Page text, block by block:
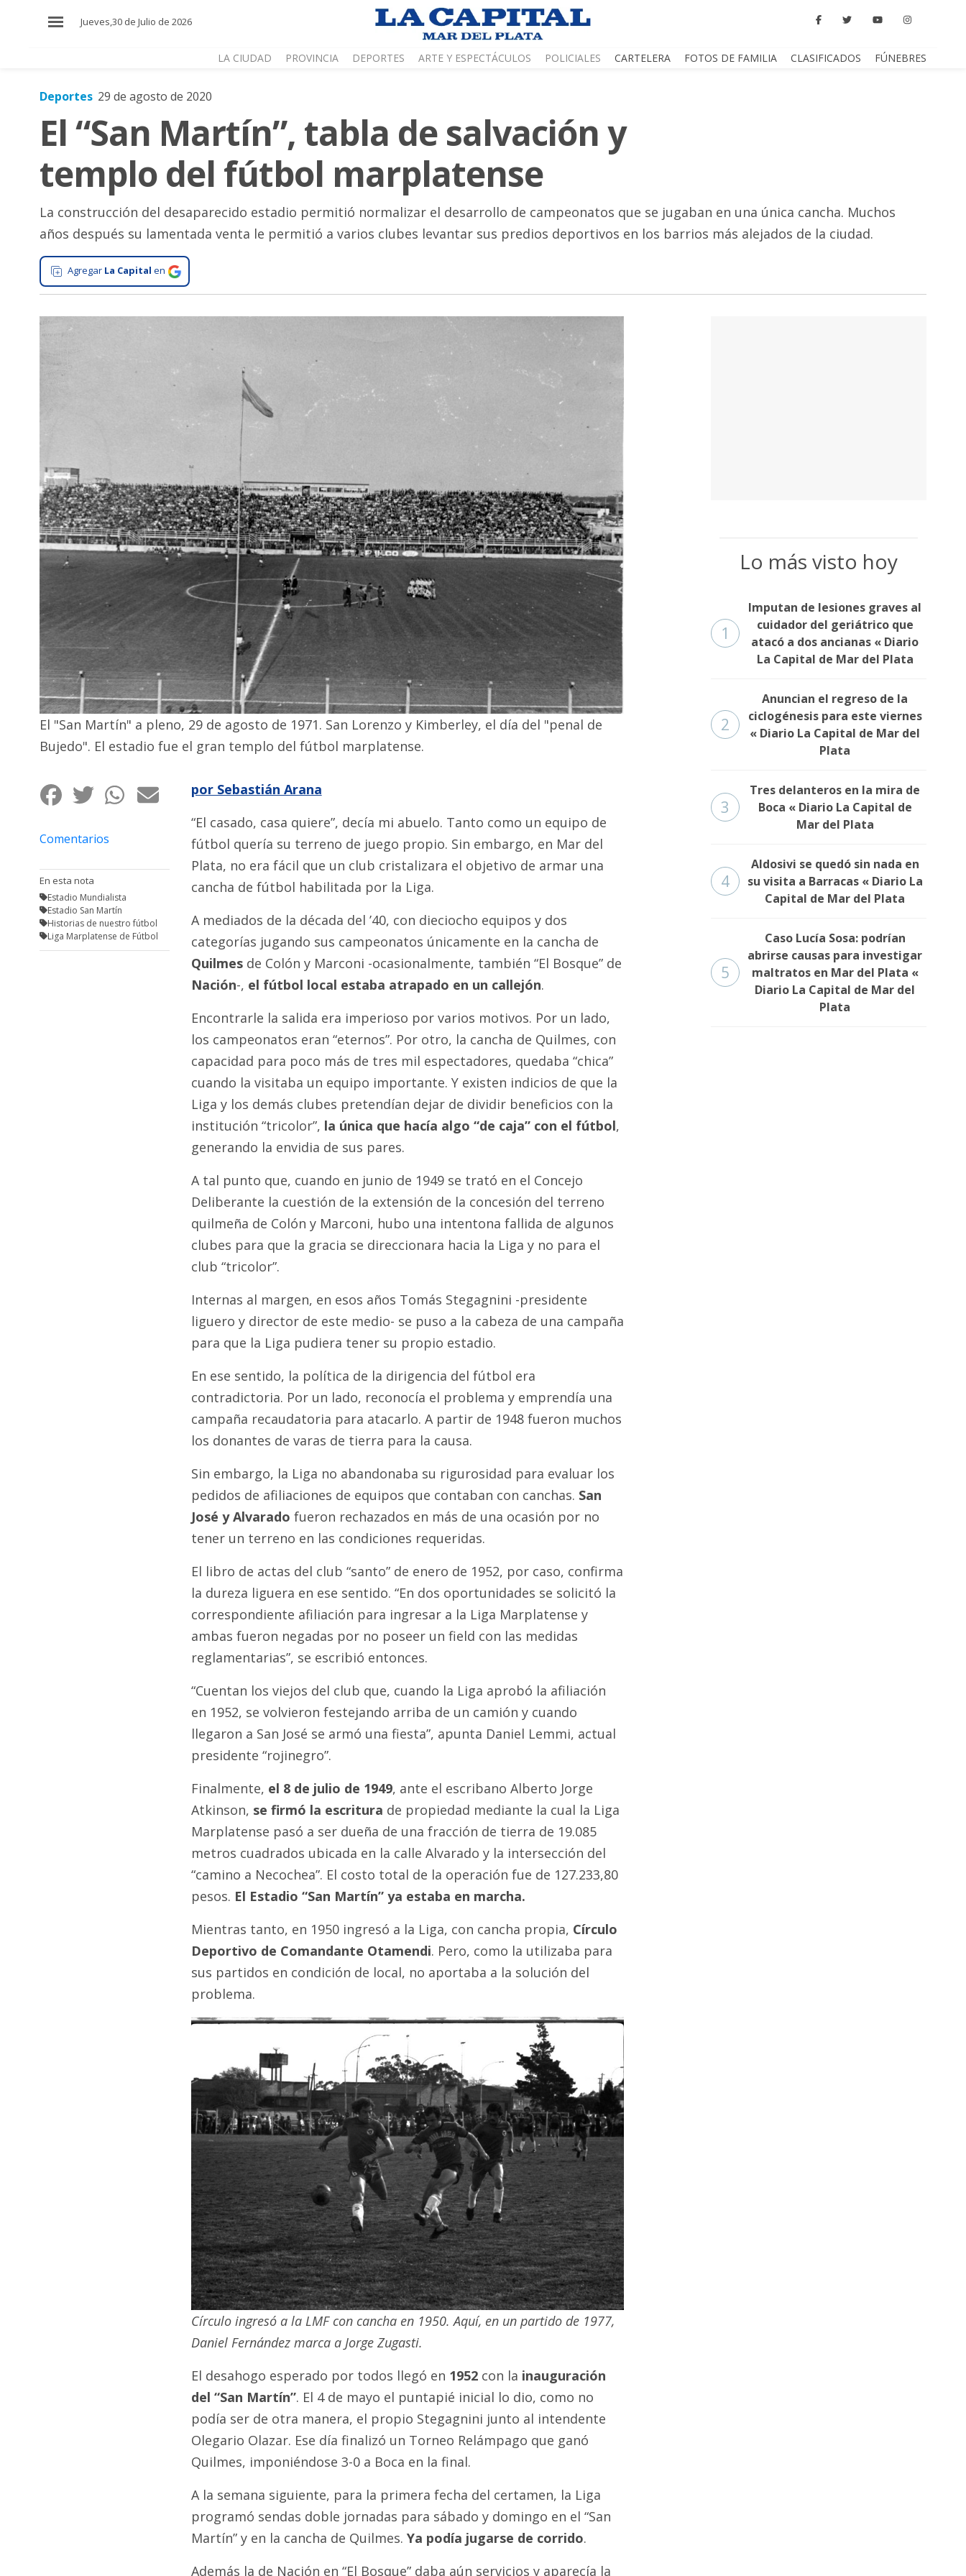
Jueves,30 de Julio de 2026
LA CIUDAD PROVINCIA DEPORTES ARTE Y ESPECTÁCULOS POLICIALES CARTELERA FOTOS DE FAMILIA CLASIFICADOS FÚNEBRES
Mundo
Zona
Cultura
Tecnología
Gastronomía
Salud
Espectáculos
Policiales
Cartelera
Fotos
Familia
Clasificados
Fúnebres
Deportes 29 de agosto de 2020
El “San Martín”, tabla de salvación y
templo del fútbol marplatense
La construcción del desaparecido estadio permitió normalizar el desarrollo de campeonatos que se jugaban en una única cancha. Muchos
años después su lamentada venta le permitió a varios clubes levantar sus predios deportivos en los barrios más alejados de la ciudad.
Agregar La Capital en
El "San Martín" a pleno, 29 de agosto de 1971. San Lorenzo y Kimberley, el día del "penal de
Bujedo". El estadio fue el gran templo del fútbol marplatense.
Comentarios
En esta nota
Estadio Mundialista
Estadio San Martín
Historias de nuestro fútbol
Liga Marplatense de Fútbol
por Sebastián Arana
“El casado, casa quiere”, decía mi abuelo. Tanto como un equipo de
fútbol quería su terreno de juego propio. Sin embargo, en Mar del
Plata, no era fácil que un club cristalizara el objetivo de armar una
cancha de fútbol habilitada por la Liga.
A mediados de la década del ’40, con dieciocho equipos y dos
categorías jugando sus campeonatos únicamente en la cancha de
Quilmesde Colón y Marconi -ocasionalmente, también “El Bosque” de
Nación-, el fútbol local estaba atrapado en un callejón.
Encontrarle la salida era imperioso por varios motivos. Por un lado,
los campeonatos eran “eternos”. Por otro, la cancha de Quilmes, con
capacidad para poco más de tres mil espectadores, quedaba “chica”
cuando la visitaba un equipo importante. Y existen indicios de que la
Liga y los demás clubes pretendían dejar de dividir beneficios con la
institución “tricolor”, la única que hacía algo “de caja” con el fútbol,
generando la envidia de sus pares.
A tal punto que, cuando en junio de 1949 se trató en el Concejo
Deliberante la cuestión de la extensión de la concesión del terreno
quilmeña de Colón y Marconi, hubo una intentona fallida de algunos
clubes para que la gracia se direccionara hacia la Liga y no para el
club “tricolor”.
Internas al margen, en esos años Tomás Stegagnini -presidente
liguero y director de este medio- se puso a la cabeza de una campaña
para que la Liga pudiera tener su propio estadio.
En ese sentido, la política de la dirigencia del fútbol era
contradictoria. Por un lado, reconocía el problema y emprendía una
campaña recaudatoria para atacarlo. A partir de 1948 fueron muchos
los donantes de varas de tierra para la causa.
Sin embargo, la Liga no abandonaba su rigurosidad para evaluar los
pedidos de afiliaciones de equipos que contaban con canchas. San
José y Alvarado fueron rechazados en más de una ocasión por no
tener un terreno en las condiciones requeridas.
El libro de actas del club “santo” de enero de 1952, por caso, confirma
la dureza liguera en ese sentido. “En dos oportunidades se solicitó la
correspondiente afiliación para ingresar a la Liga Marplatense y
ambas fueron negadas por no poseer un field con las medidas
reglamentarias”, se escribió entonces.
“Cuentan los viejos del club que, cuando la Liga aprobó la afiliación
en 1952, se volvieron festejando arriba de un camión y cuando
llegaron a San José se armó una fiesta”, apunta Daniel Lemmi, actual
presidente “rojinegro”.
Finalmente, el 8 de julio de 1949, ante el escribano Alberto Jorge
Atkinson, se firmó la escritura de propiedad mediante la cual la Liga
Marplatense pasó a ser dueña de una fracción de tierra de 19.085
metros cuadrados ubicada en la calle Alvarado y la intersección del
“camino a Necochea”. El costo total de la operación fue de 127.233,80
pesos. El Estadio “San Martín” ya estaba en marcha.
Mientras tanto, en 1950 ingresó a la Liga, con cancha propia, Círculo
Deportivo de Comandante Otamendi. Pero, como la utilizaba para
sus partidos en condición de local, no aportaba a la solución del
problema.
Círculo ingresó a la LMF con cancha en 1950. Aquí, en un partido de 1977,
Daniel Fernández marca a Jorge Zugasti.
El desahogo esperado por todos llegó en 1952con la inauguración
del “San Martín”. El 4 de mayo el puntapié inicial lo dio, como no
podía ser de otra manera, el propio Stegagnini junto al intendente
Olegario Olazar. Ese día finalizó un Torneo Relámpago que ganó
Quilmes, imponiéndose 3-0 a Boca en la final.
A la semana siguiente, para la primera fecha del certamen, la Liga
programó sendas doble jornadas para sábado y domingo en el “San
Martín” y en la cancha de Quilmes. Ya podía jugarse de corrido.
Además la de Nación en “El Bosque” daba aún servicios y aparecía la
Lo más visto hoy
1
Imputan de lesiones graves al
cuidador del geriátrico que
atacó a dos ancianas « Diario
La Capital de Mar del Plata
2
Anuncian el regreso de la
ciclogénesis para este viernes
« Diario La Capital de Mar del
Plata
3
Tres delanteros en la mira de
Boca « Diario La Capital de
Mar del Plata
4
Aldosivi se quedó sin nada en
su visita a Barracas « Diario La
Capital de Mar del Plata
5
Caso Lucía Sosa: podrían
abrirse causas para investigar
maltratos en Mar del Plata «
Diario La Capital de Mar del
Plata